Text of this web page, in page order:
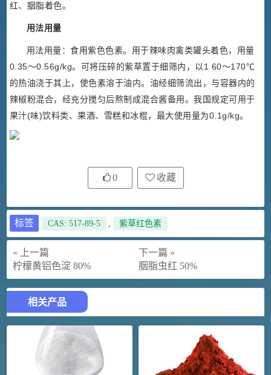
红、胭脂着色。
用法用量
用法用量：食用紫色色素。用于辣味肉禽类罐头着色，用量
0.35～0.56g/kg。可将压碎的紫草置于细筛内，以1 60～170℃
的热油浇于其上，使色素溶于油内。油经细筛流出，与容器内的
辣椒粉混合，经充分搅匀后熬制成混合酱备用。我国规定可用于
果汁(味)饮料类、果酒、雪糕和冰棍，最大使用量为0.1g/kg。
0 收藏
标签 CAS: 517-89-5 , 紫草红色素
« 上一篇
柠檬黄铝色淀 80%
下一篇 »
胭脂虫红 50%
相关产品